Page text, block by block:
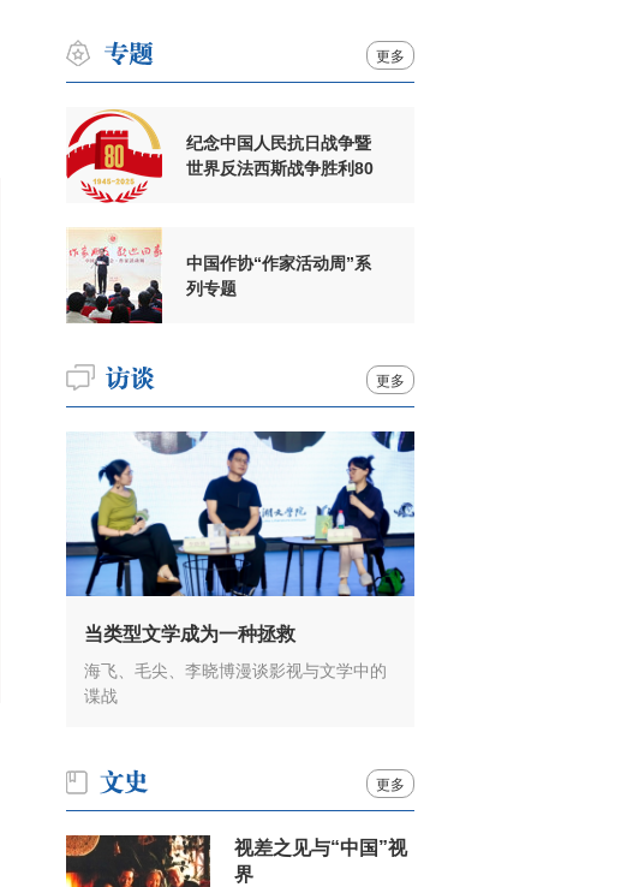
更多
纪念中国人民抗日战争暨
世界反法西斯战争胜利80
中国作协“作家活动周”系
列专题
更多
当类型文学成为一种拯救
海飞、毛尖、李晓博漫谈影视与文学中的
谍战
更多
视差之见与“中国”视
界